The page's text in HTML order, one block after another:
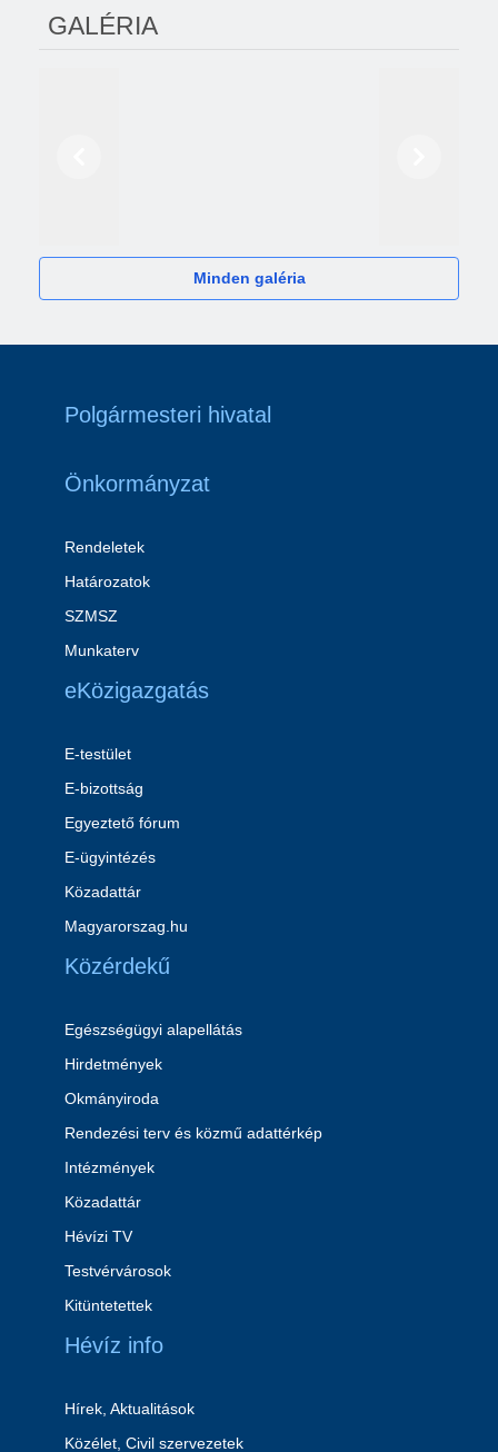
GALÉRIA
Minden galéria
Polgármesteri hivatal
Önkormányzat
Rendeletek
Határozatok
SZMSZ
Munkaterv
eKözigazgatás
E-testület
E-bizottság
Egyeztető fórum
E-ügyintézés
Közadattár
Magyarorszag.hu
Közérdekű
Egészségügyi alapellátás
Hirdetmények
Okmányiroda
Rendezési terv és közmű adattérkép
Intézmények
Közadattár
Hévízi TV
Testvérvárosok
Kitüntetettek
Hévíz info
Hírek, Aktualitások
Közélet, Civil szervezetek